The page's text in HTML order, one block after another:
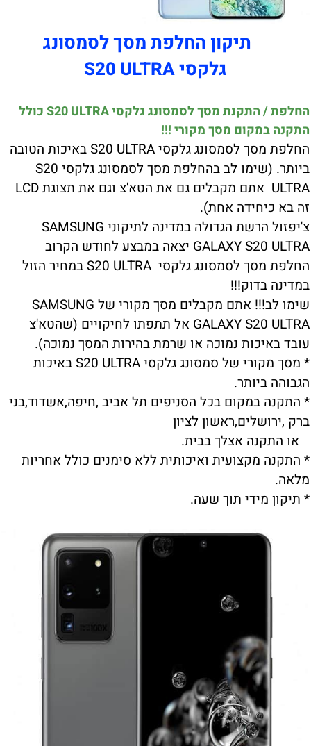
תיקון החלפת מסך לסמסונג
גלקסי S20 ULTRA
החלפת / התקנת מסך לסמסונג גלקסי S20 ULTRA כולל
התקנה במקום מסך מקורי !!!
החלפת מסך לסמסונג גלקסי S20 ULTRA באיכות הטובה
ביותר. (שימו לב בהחלפת מסך לסמסונג גלקסי S20
ULTRA אתם מקבלים גם את הטא'צ וגם את תצוגת LCD
זה בא כיחידה אחת).
צ'יפזול הרשת הגדולה במדינה לתיקוני SAMSUNG
GALAXY S20 ULTRA יצאה במבצע לחודש הקרוב
החלפת מסך לסמסונג גלקסי S20 ULTRA במחיר הזול
במדינה בדוק!!!
שימו לב!!! אתם מקבלים מסך מקורי של SAMSUNG
GALAXY S20 ULTRA אל תתפתו לחיקויים (שהטא'צ
עובד באיכות נמוכה או שרמת בהירות המסך נמוכה).
* מסך מקורי של סמסונג גלקסי S20 ULTRA באיכות
הגבוהה ביותר.
* התקנה במקום בכל הסניפים תל אביב ,חיפה,אשדוד,בני
ברק ,ירושלים,ראשון לציון
או התקנה אצלך בבית.
* התקנה מקצועית ואיכותית ללא סימנים כולל אחריות
מלאה.
* תיקון מידי תוך שעה.